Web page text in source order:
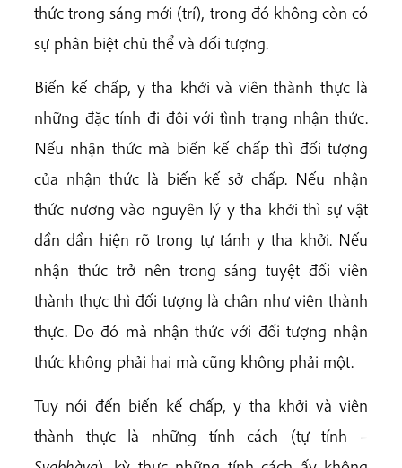
thức trong sáng mới (trí), trong đó không còn có
sự phân biệt chủ thể và đối tượng.
Biến kế chấp, y tha khởi và viên thành thực là
những đặc tính đi đôi với tình trạng nhận thức.
Nếu nhận thức mà biến kế chấp thì đối tượng
của nhận thức là biến kế sở chấp. Nếu nhận
thức nương vào nguyên lý y tha khởi thì sự vật
dần dần hiện rõ trong tự tánh y tha khởi. Nếu
nhận thức trở nên trong sáng tuyệt đối viên
thành thực thì đối tượng là chân như viên thành
thực. Do đó mà nhận thức với đối tượng nhận
thức không phải hai mà cũng không phải một.
Tuy nói đến biến kế chấp, y tha khởi và viên
thành thực là những tính cách (tự tính –